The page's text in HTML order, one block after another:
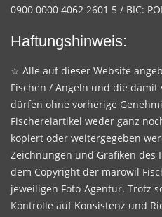
0900 0000 4062 2601 5 / BIC:
Haftungshinweis:
☆ Alle auf dieser Website
Fischen / Angeln und die
dürfen ohne vorherige
Fischereiartikel weder ganz
kopiert oder weitergegeben
Zeichnungen und Grafiken
dem Copyright der marowil
jeweiligen Foto-Agentur. Trotz
Kontrolle auf Konsistenz und